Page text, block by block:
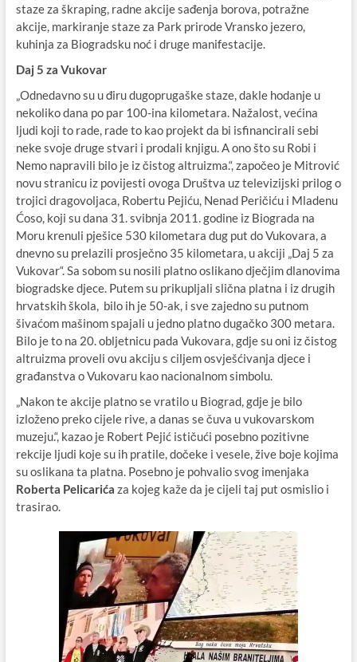
staze za škraping, radne akcije sađenja borova, potražne
akcije, markiranje staze za Park prirode Vransko jezero,
kuhinja za Biogradsku noć i druge manifestacije.
Daj 5 za Vukovar
„Odnedavno su u điru dugoprugaške staze, dakle hodanje u
nekoliko dana po par 100-ina kilometara. Nažalost, većina
ljudi koji to rade, rade to kao projekt da bi isfinancirali sebi
neke svoje druge stvari i prodali knjigu. A ono što su Robi i
Nemo napravili bilo je iz čistog altruizma.“, započeo je Mitrović
novu stranicu iz povijesti ovoga Društva uz televizijski prilog o
trojici dragovoljaca, Robertu Pejiću, Nenad Peričiću i Mladenu
Ćoso, koji su dana 31. svibnja 2011. godine iz Biograda na
Moru krenuli pješice 530 kilometara dug put do Vukovara, a
dnevno su prelazili prosječno 35 kilometara, u akciji „Daj 5 za
Vukovar“. Sa sobom su nosili platno oslikano dječjim dlanovima
biogradske djece. Putem su prikupljali slična platna i iz drugih
hrvatskih škola, bilo ih je 50-ak, i sve zajedno su putnom
šivaćom mašinom spajali u jedno platno dugačko 300 metara.
Bilo je to na 20. obljetnicu pada Vukovara, gdje su oni iz čistog
altruizma proveli ovu akciju s ciljem osvješćivanja djece i
građanstva o Vukovaru kao nacionalnom simbolu.
„Nakon te akcije platno se vratilo u Biograd, gdje je bilo
izloženo preko cijele rive, a danas se čuva u vukovarskom
muzeju.“, kazao je Robert Pejić ističući posebno pozitivne
rekcije ljudi koje su ih pratile, dočeke i vesele, žive boje kojima
su oslikana ta platna. Posebno je pohvalio svog imenjaka
Roberta Pelicarića za kojeg kaže da je cijeli taj put osmislio i
trasirao.